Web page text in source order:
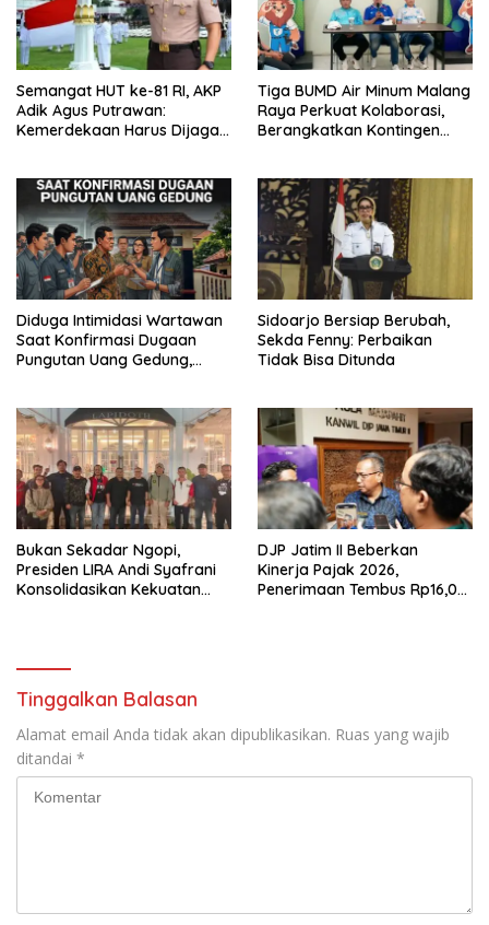
Semangat HUT ke-81 RI, AKP
Adik Agus Putrawan:
Kemerdekaan Harus Dijaga
Tiga BUMD Air Minum Malang
Raya Perkuat Kolaborasi,
Berangkatkan Kontingen
Diduga Intimidasi Wartawan
Saat Konfirmasi Dugaan
Pungutan Uang Gedung,
Buka suara
Sidoarjo Bersiap Berubah,
Sekda Fenny: Perbaikan
Tidak Bisa Ditunda
Bukan Sekadar Ngopi,
Presiden LIRA Andi Syafrani
Konsolidasikan Kekuatan
DJP Jatim II Beberkan
Kinerja Pajak 2026,
Penerimaan Tembus Rp16,08
Tinggalkan Balasan
Alamat email Anda tidak akan dipublikasikan. Ruas yang wajib
ditandai *